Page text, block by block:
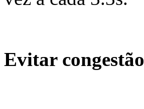
Evitar congestão